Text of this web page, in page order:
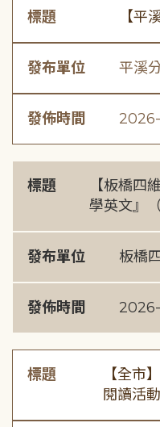
標題 【平
發布單位 平溪
發佈時間
標題
【板橋四
學英文』
發布單位 板橋
發佈時間
標題
【全市
閱讀活動